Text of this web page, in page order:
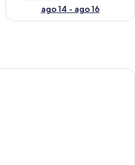
ago 14 - ago 16
Una camera d'albergo moderna